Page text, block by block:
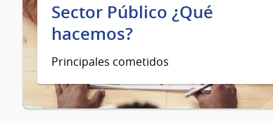
Sector Público ¿Qué
hacemos?
Principales cometidos